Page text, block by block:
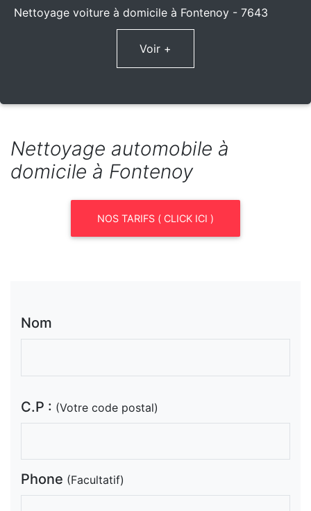
Nettoyage voiture à domicile à Fontenoy - 7643
Voir +
Nettoyage automobile à
domicile à Fontenoy
NOS TARIFS ( CLICK ICI )
Nom
C.P : (Votre code postal)
Phone (Facultatif)